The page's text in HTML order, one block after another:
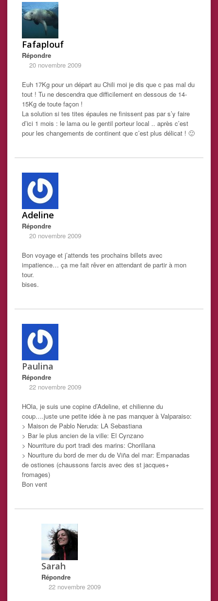
Fafaplouf
Répondre
20 novembre 2009
Euh 17Kg pour un départ au Chili moi je dis que c pas mal du
tout ! Tu ne descendra que difficilement en dessous de 14-
15Kg de toute façon !
La solution si tes tites épaules ne finissent pas par s’y faire
d’ici 1 mois : le lama ou le gentil porteur local .. après c’est
pour les changements de continent que c’est plus délicat ! 🙂
Adeline
Répondre
20 novembre 2009
Bon voyage et j’attends tes prochains billets avec
impatience… ça me fait rêver en attendant de partir à mon
tour.
bises.
Paulina
Répondre
22 novembre 2009
HOla, je suis une copine d’Adeline, et chilienne du
coup….juste une petite idée à ne pas manquer à Valparaiso:
> Maison de Pablo Neruda: LA Sebastiana
> Bar le plus ancien de la ville: El Cynzano
> Nourriture du port tradi des marins: Chorillana
> Nouriture du bord de mer du de Viña del mar: Empanadas
de ostiones (chaussons farcis avec des st jacques+
fromages)
Bon vent
Sarah
Répondre
22 novembre 2009